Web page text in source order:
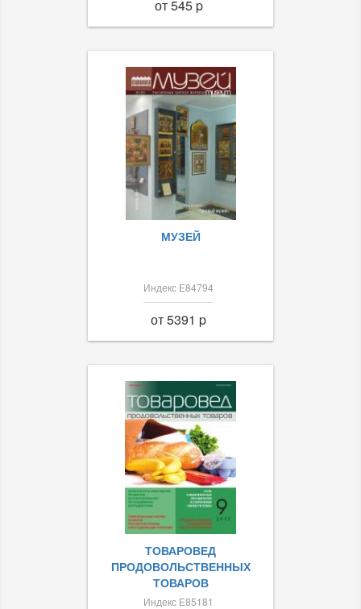
от 545 p
МУЗЕЙ
Индекс Е84794
от 5391 p
ТОВАРОВЕД
ПРОДОВОЛЬСТВЕННЫХ
ТОВАРОВ
Индекс Е85181